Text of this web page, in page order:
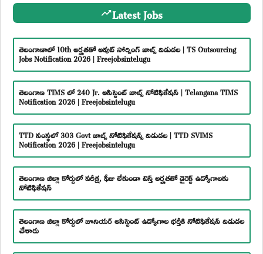
Latest Jobs
తెలంగాణాలో 10th అర్హతతో అవుట్ సోర్సింగ్ జాబ్స్ విడుదల | TS Outsourcing
Jobs Notification 2026 | Freejobsintelugu
తెలంగాణ TIMS లో 240 Jr. అసిస్టెంట్ జాబ్స్ నోటిఫికేషన్ | Telangana TIMS
Notification 2026 | Freejobsintelugu
TTD సంస్థలో 303 Govt జాబ్స్ నోటిఫికేషన్స్ విడుదల | TTD SVIMS
Notification 2026 | Freejobsintelugu
తెలంగాణ జిల్లా కోర్టులో పరీక్ష, ఫీజు లేకుండా టెన్త్ అర్హతతో డైరెక్ట్ ఉద్యోగాలకు
నోటిఫికేషన్
తెలంగాణ జిల్లా కోర్టులో జూనియర్ అసిస్టెంట్ ఉద్యోగాల భర్తీకి నోటిఫికేషన్ విడుదల
చేశారు